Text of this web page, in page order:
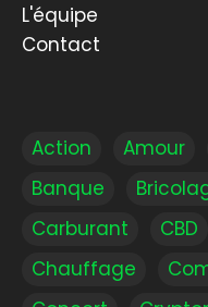
L'équipe
Contact
Action Amour
Banque
Carburant
CBD
Chauffage